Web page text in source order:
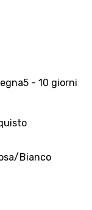
5 - 10 giorni
Bianco